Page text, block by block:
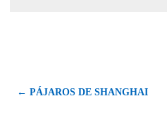
← PÁJAROS DE SHANGHAI